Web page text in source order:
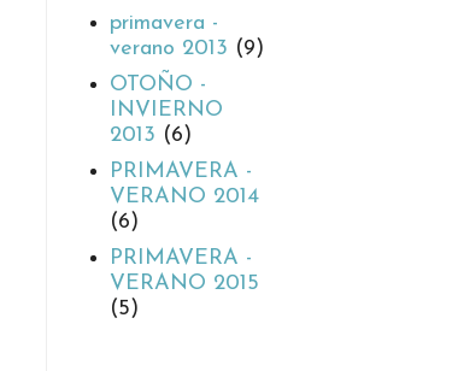
primavera -
verano 2013 (9)
OTOÑO -
INVIERNO
2013 (6)
PRIMAVERA -
VERANO 2014
(6)
PRIMAVERA -
VERANO 2015
(5)